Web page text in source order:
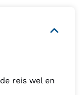
reis wel en